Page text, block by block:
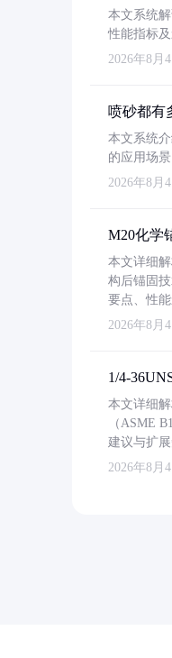
本文系统
性能指标
2026年8月4
喷砂都有
本文系统
的应用场
2026年8月4
M20化学
本文详细
构后锚固
要点、性
2026年8月4
1/4-
本文详细
（ASME
建议与扩展
2026年8月4